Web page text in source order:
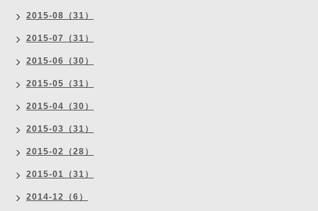
2015-08（31）
2015-07（31）
2015-06（30）
2015-05（31）
2015-04（30）
2015-03（31）
2015-02（28）
2015-01（31）
2014-12（6）